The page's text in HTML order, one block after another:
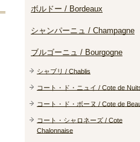
ボルドー / Bordeaux
シャンパーニュ / Champagne
ブルゴーニュ / Bourgogne
シャブリ / Chablis
コート・ド・ニュイ / Cote de
コート・ド・ボーヌ / Cote de
コート・シャロネーズ / Cote
Chalonnaise